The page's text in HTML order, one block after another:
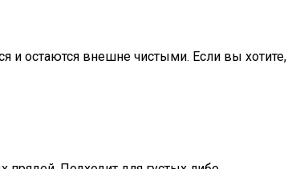
и остаются внешне чистыми. Если вы хотите,